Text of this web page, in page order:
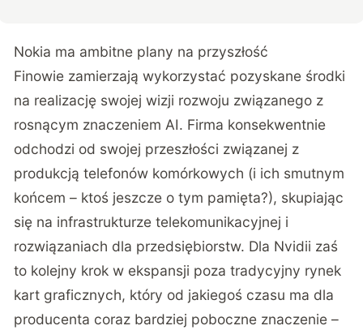
Nokia ma ambitne plany na przyszłość
Finowie zamierzają wykorzystać pozyskane środki
na realizację swojej wizji rozwoju związanego z
rosnącym znaczeniem AI. Firma konsekwentnie
odchodzi od swojej przeszłości związanej z
produkcją telefonów komórkowych (i ich smutnym
końcem – ktoś jeszcze o tym pamięta?), skupiając
się na infrastrukturze telekomunikacyjnej i
rozwiązaniach dla przedsiębiorstw. Dla Nvidii zaś
to kolejny krok w ekspansji poza tradycyjny rynek
kart graficznych, który od jakiegoś czasu ma dla
producenta coraz bardziej poboczne znaczenie –